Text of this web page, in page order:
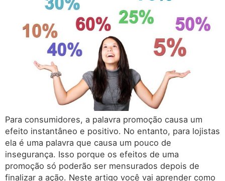
Para consumidores, a palavra promoção causa um
efeito instantâneo e positivo. No entanto, para lojistas
ela é uma palavra que causa um pouco de
insegurança. Isso porque os efeitos de uma
promoção só poderão ser mensurados depois de
finalizar a ação. Neste artigo você vai aprender como